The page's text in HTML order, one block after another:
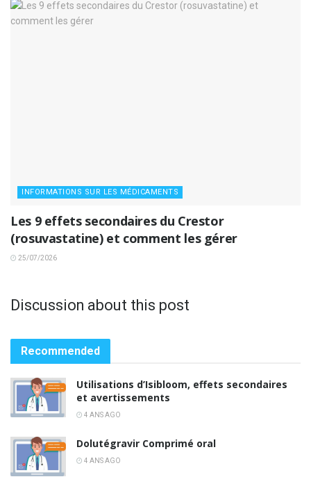
INFORMATIONS SUR LES MÉDICAMENTS
Les 9 effets secondaires du Crestor
(rosuvastatine) et comment les gérer
25/07/2026
Discussion about this post
Recommended
Utilisations d’Isibloom, effets secondaires
et avertissements
4 ANS AGO
Dolutégravir Comprimé oral
4 ANS AGO